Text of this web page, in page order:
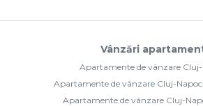
Vânzări
Apartamente de vânzare
Apartamente de vânzare Cluj-
Apartamente de vânzare Cluj-